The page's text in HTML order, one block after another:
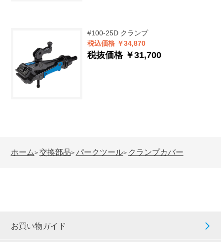
#100-25D クランプ
税込価格 ￥34,870
税抜価格 ￥31,700
ホーム> 交換部品> パークツール> クランプカバー
お買い物ガイド